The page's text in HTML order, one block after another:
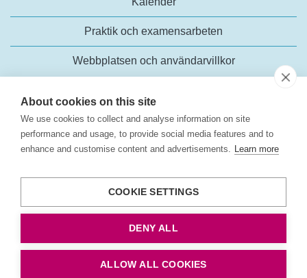
About cookies on this site
We use cookies to collect and analyse information on site
performance and usage, to provide social media features and to
enhance and customise content and advertisements. Learn more
COOKIE SETTINGS
DENY ALL
ALLOW ALL COOKIES
Praktik och examensarbeten
Webbplatsen och användarvillkor
Rosenlundsgatan 54
118 63 Stockholm
+46 (0)10-414 42 00